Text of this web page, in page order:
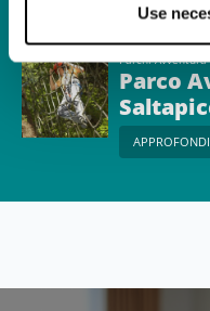
Use
Parchi Avventura
Parco